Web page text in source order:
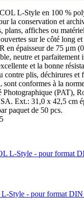
L-Style en 100 %
la conservation et
plans, affiches ou
sur le côté long
en épaisseur de 75 μm
neutre et parfaitement
et la bonne
contre plis, déchirures et
sont conformes à la
Photographique (PAT),
Ext.: 31,0 x 42,5 cm
paquet de 50 pcs.
L-Style - pour format DIN